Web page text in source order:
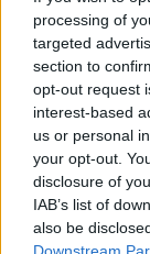
processing of
targeted
section to
opt-out request
interest-based
us or personal
your opt-out.
disclosure of
IAB’s list of
also be
Downstream